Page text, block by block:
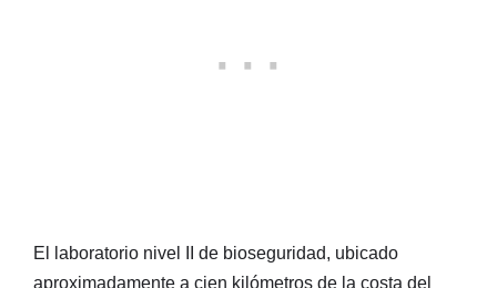
El laboratorio nivel II de bioseguridad, ubicado
aproximadamente a cien kilómetros de la costa del